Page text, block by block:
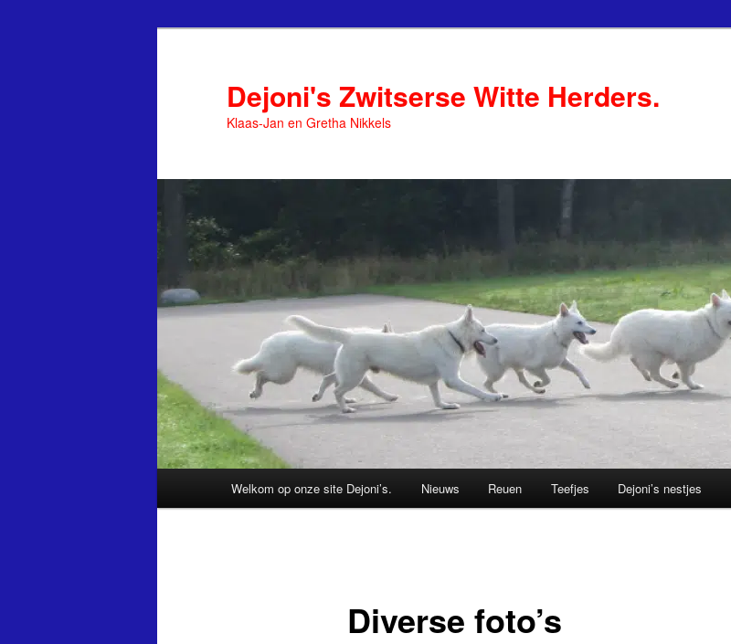
Dejoni's Zwitserse Witte Herders.
Klaas-Jan en Gretha Nikkels
Welkom op onze site Dejoni’s. Nieuws Reuen Teefjes Dejoni’s nestjes
Diverse foto’s